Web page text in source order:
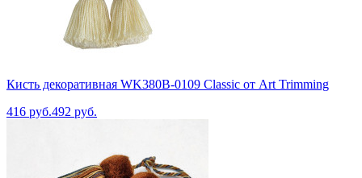
Кисть декоративная WK380B-0109 Classic от Art Trimming
416 руб.492 руб.